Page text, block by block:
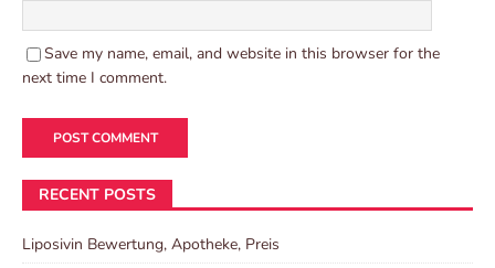
Save my name, email, and website in this browser for the
next time I comment.
RECENT POSTS
Liposivin Bewertung, Apotheke, Preis